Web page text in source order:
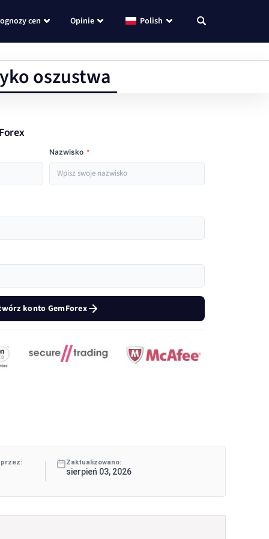
cen Opinie Polish
oszustwa
Nazwisko *
konto GemForex
Zaktualizowano:
sierpień 03, 2026